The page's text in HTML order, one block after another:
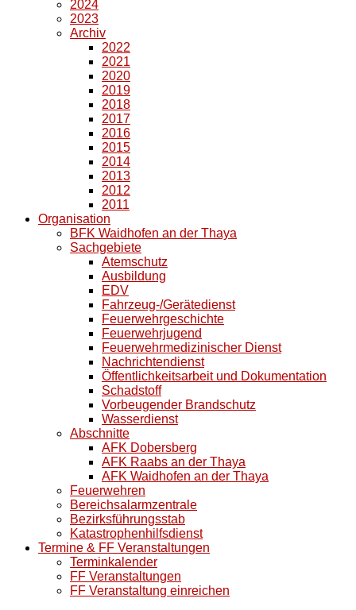
2024
2023
Archiv
2022
2021
2020
2019
2018
2017
2016
2015
2014
2013
2012
2011
Organisation
BFK Waidhofen an der Thaya
Sachgebiete
Atemschutz
Ausbildung
EDV
Fahrzeug-/Gerätedienst
Feuerwehrgeschichte
Feuerwehrjugend
Feuerwehrmedizinischer Dienst
Nachrichtendienst
Öffentlichkeitsarbeit und Dokumentation
Schadstoff
Vorbeugender Brandschutz
Wasserdienst
Abschnitte
AFK Dobersberg
AFK Raabs an der Thaya
AFK Waidhofen an der Thaya
Feuerwehren
Bereichsalarmzentrale
Bezirksführungsstab
Katastrophenhilfsdienst
Termine & FF Veranstaltungen
Terminkalender
FF Veranstaltungen
FF Veranstaltung einreichen